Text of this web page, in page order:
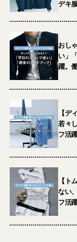
デキ服
おし
い」
躍。
【デ
若々
フ活
【ト
ない
フ活